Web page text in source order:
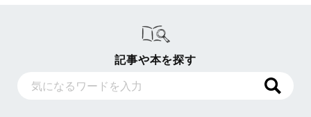
記事や本を探す